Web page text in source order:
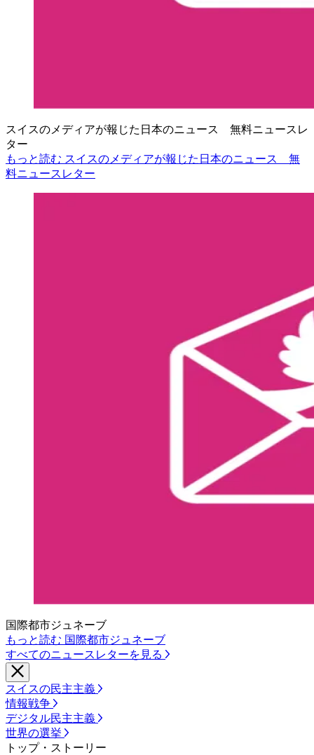
スイスのメディアが報じた日本のニュース 無料ニュースレ
ター
もっと読む スイスのメディアが報じた日本のニュース 無
料ニュースレター
国際都市ジュネーブ
もっと読む 国際都市ジュネーブ
すべてのニュースレターを見る
スイスの民主主義
情報戦争
デジタル民主主義
世界の選挙
トップ・ストーリー